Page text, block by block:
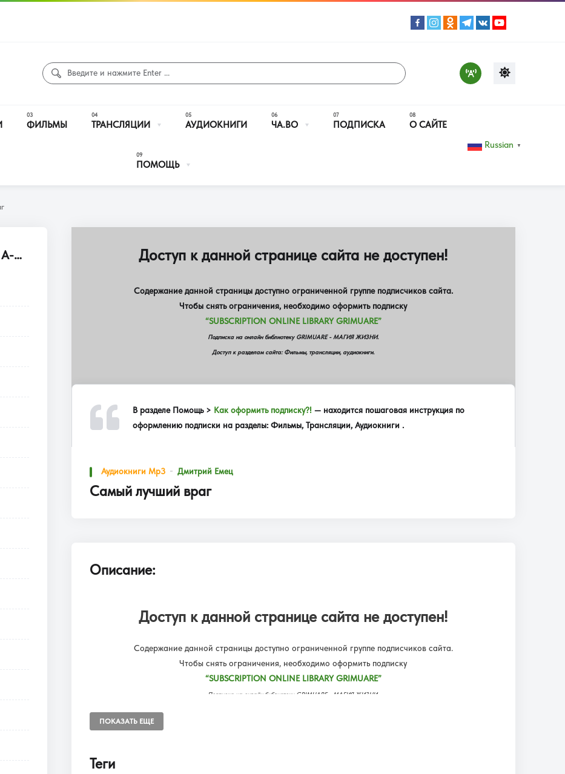
ФИЛЬМЫ ТРАНСЛЯЦИИ АУДИОКНИГИ ЧА.ВО ПОДПИСКА О САЙТЕ
ПОМОЩЬ
Russian ▼
Доступ к данной странице сайта не доступен!
Содержание данной страницы доступно ограниченной группе подписчиков сайта.
Чтобы снять ограничения, необходимо оформить подписку
“SUBSCRIPTION ONLINE LIBRARY GRIMUARE”
Подписка на онлайн библиотеку GRIMUARE - МАГИЯ ЖИЗНИ.
Доступ к разделам сайта: Фильмы, трансляции, аудиокниги.
В разделе Помощь > Как оформить подписку?! — находится пошаговая инструкция по
оформлению подписки на разделы: Фильмы, Трансляции, Аудиокниги .
Аудиокниги Mp3 Дмитрий Емец
Самый лучший враг
Описание:
Доступ к данной странице сайта не доступен!
Содержание данной страницы доступно ограниченной группе подписчиков сайта.
Чтобы снять ограничения, необходимо оформить подписку
“SUBSCRIPTION ONLINE LIBRARY GRIMUARE”
Подписка на онлайн библиотеку GRIMUARE - МАГИЯ ЖИЗНИ.
ПОКАЗАТЬ ЕЩЕ
Теги
А-Я